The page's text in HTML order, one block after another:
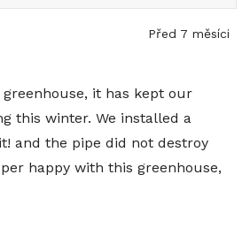
Před 7 měsíci
it has kept our
this winter. We installed a
and the pipe did not destroy
happy with this greenhouse,
expanding it or buying a bigger